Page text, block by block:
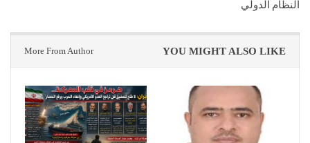
النظام الدولي
YOU MIGHT ALSO LIKE
More From Author